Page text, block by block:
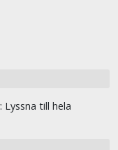
Lyssna till hela